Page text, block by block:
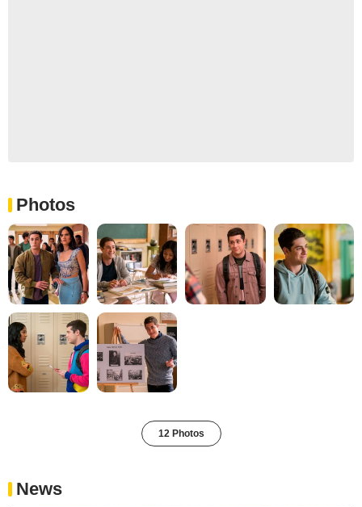
Photos
12 Photos
News